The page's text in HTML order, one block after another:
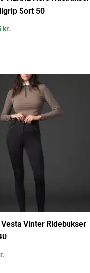
Sort 50
kr.
Vinter Ridebukser